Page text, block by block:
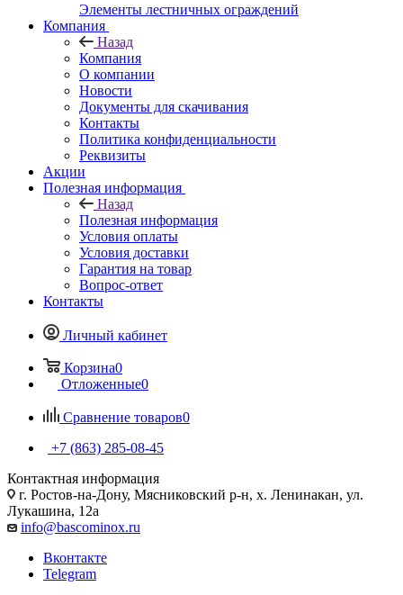
Элементы лестничных ограждений
Компания
Назад
Компания
О компании
Новости
Документы для скачивания
Контакты
Политика конфиденциальности
Реквизиты
Акции
Полезная информация
Назад
Полезная информация
Условия оплаты
Условия доставки
Гарантия на товар
Вопрос-ответ
Контакты
Личный кабинет
Корзина0
Отложенные0
Сравнение товаров0
+7 (863) 285-08-45
Контактная информация
г. Ростов-на-Дону, Мясниковский р-н, х. Ленинакан, ул.
Лукашина, 12а
info@bascominox.ru
Вконтакте
Telegram